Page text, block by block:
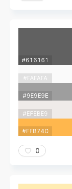
#616161
#FAFAFA
#9E9E9E
#EFEBE9
#FFB74D
0